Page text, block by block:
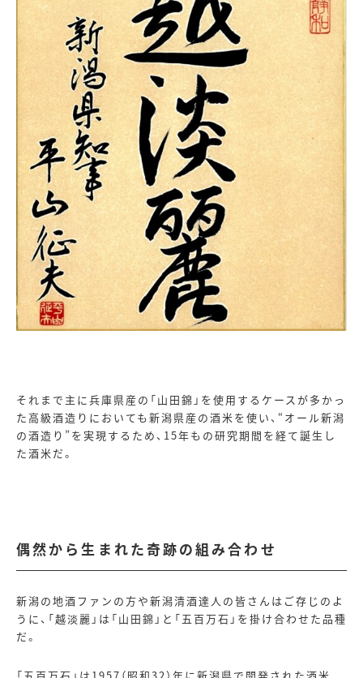
それまで主に兵庫県産の「山田錦」を使用するケースが多かっ
た高級酒造りにおいても新潟県産の酒米を使い、“オール新潟
の酒造り”を実現するため、 15年もの研究期間を経て誕生し
た酒米だ。
偶然から生まれた奇跡の組み合わせ
新潟の地酒ファンの方や新潟清酒達人の皆さんはご存じのよ
うに、「越淡麗」は「山田錦」と「五百万石」を掛け合わせた品種
だ。